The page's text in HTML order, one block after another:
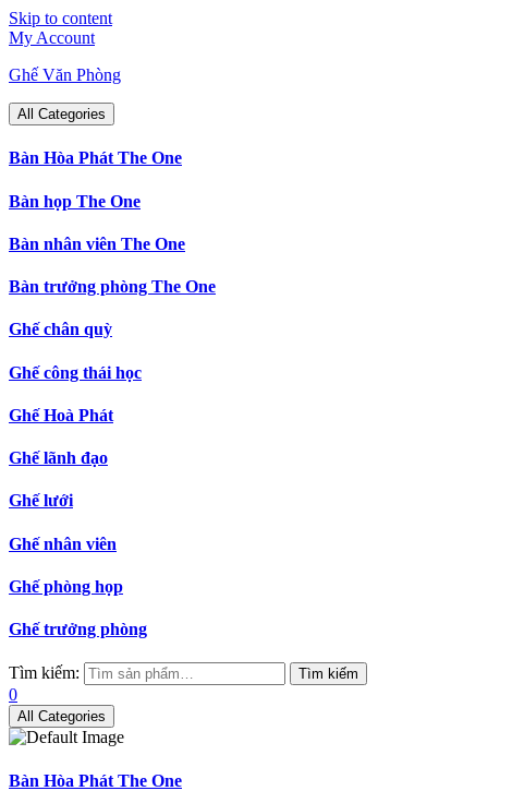
Skip to content
My Account
Ghế Văn Phòng
All Categories
Bàn Hòa Phát The One
Bàn họp The One
Bàn nhân viên The One
Bàn trưởng phòng The One
Ghế chân quỳ
Ghế công thái học
Ghế Hoà Phát
Ghế lãnh đạo
Ghế lưới
Ghế nhân viên
Ghế phòng họp
Ghế trưởng phòng
Tìm kiếm: Tìm kiếm
0
All Categories
Bàn Hòa Phát The One